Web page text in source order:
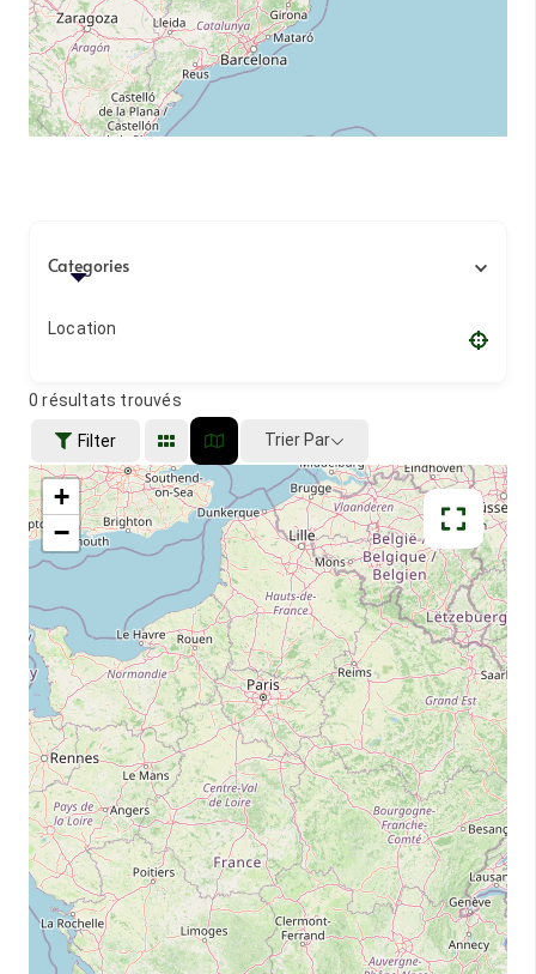
Categories
Location
0 résultats trouvés
Filter Trier Par
+
−